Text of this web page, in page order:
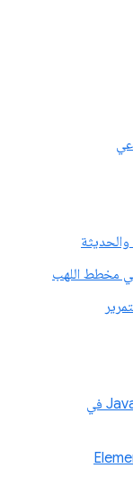
والحديثة
مخطط اللهب
تتبُّع بنية تخزين العناصر لمكالمات JavaScript في